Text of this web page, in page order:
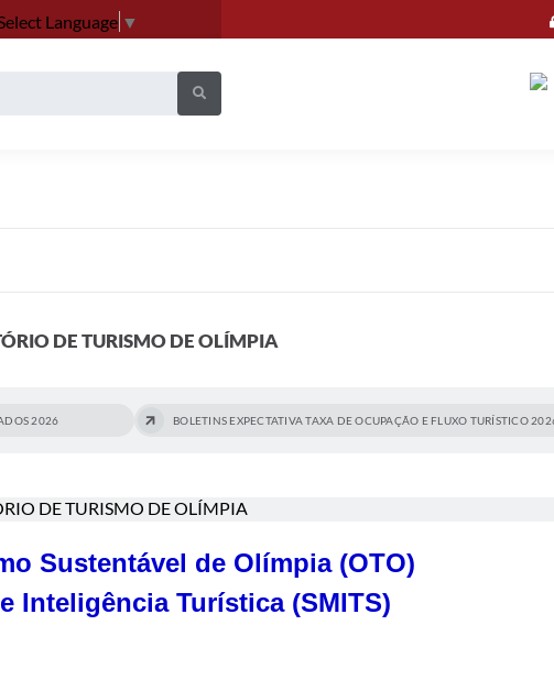
Language ▼
DE TURISMO DE OLÍMPIA
2026 BOLETINS EXPECTATIVA TAXA DE OCUPAÇÃO E FLUXO TURÍSTICO
Sustentável de Olímpia (OTO)
Inteligência Turística (SMITS)